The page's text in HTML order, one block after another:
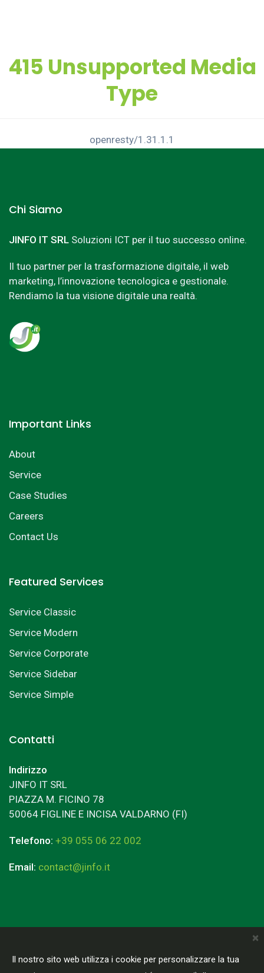
×
Il nostro sito web utilizza i cookie per personalizzare la tua
415 Unsupported Media
Type
openresty/1.31.1.1
Chi Siamo
JINFO IT SRL Soluzioni ICT per il tuo successo online.
Il tuo partner per la trasformazione digitale, il web
marketing, l’innovazione tecnologica e gestionale.
Rendiamo la tua visione digitale una realtà.
Important Links
About
Service
Case Studies
Careers
Contact Us
Featured Services
Service Classic
Service Modern
Service Corporate
Service Sidebar
Service Simple
Contatti
Indirizzo
JINFO IT SRL
PIAZZA M. FICINO 78
50064 FIGLINE E INCISA VALDARNO (FI)
Telefono: +39 055 06 22 002
Email: contact@jinfo.it